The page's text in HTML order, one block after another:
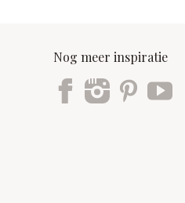
Nog meer inspiratie